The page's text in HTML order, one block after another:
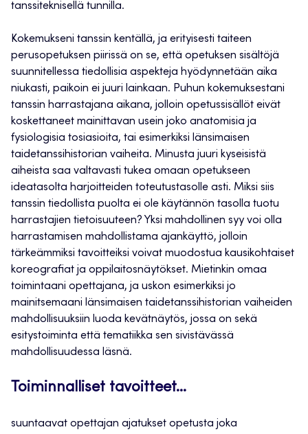
tanssiteknisellä tunnilla.
Kokemukseni tanssin kentällä, ja erityisesti taiteen
perusopetuksen piirissä on se, että opetuksen sisältöjä
suunnitellessa tiedollisia aspekteja hyödynnetään aika
niukasti, paikoin ei juuri lainkaan. Puhun kokemuksestani
tanssin harrastajana aikana, jolloin opetussisällöt eivät
koskettaneet mainittavan usein joko anatomisia ja
fysiologisia tosiasioita, tai esimerkiksi länsimaisen
taidetanssihistorian vaiheita. Minusta juuri kyseisistä
aiheista saa valtavasti tukea omaan opetukseen
ideatasolta harjoitteiden toteutustasolle asti. Miksi siis
tanssin tiedollista puolta ei ole käytännön tasolla tuotu
harrastajien tietoisuuteen? Yksi mahdollinen syy voi olla
harrastamisen mahdollistama ajankäyttö, jolloin
tärkeämmiksi tavoitteiksi voivat muodostua kausikohtaiset
koreografiat ja oppilaitosnäytökset. Mietinkin omaa
toimintaani opettajana, ja uskon esimerkiksi jo
mainitsemaani länsimaisen taidetanssihistorian vaiheiden
mahdollisuuksiin luoda kevätnäytös, jossa on sekä
esitystoiminta että tematiikka sen sivistävässä
mahdollisuudessa läsnä.
Toiminnalliset tavoitteet…
suuntaavat opettajan ajatukset opetusta joka